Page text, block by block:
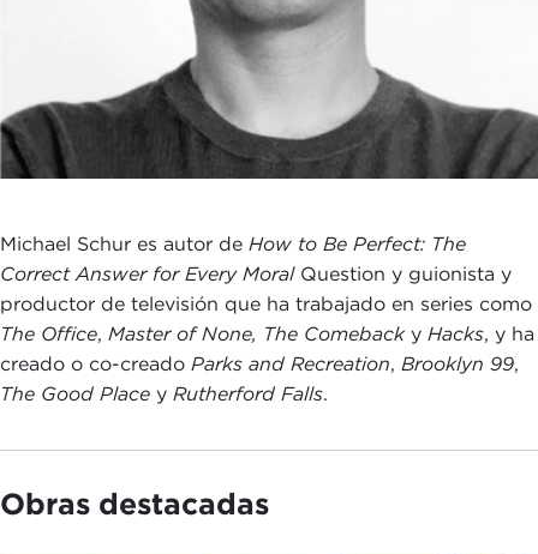
Michael Schur es autor de How to Be Perfect: The
Correct Answer for Every MoralQuestion y guionista y
productor de televisión que ha trabajado en series como
The Office, Master of None, The Comebacky Hacks, y ha
creado o co-creado Parks and Recreation, Brooklyn 99,
The Good Place y Rutherford Falls.
Obras destacadas